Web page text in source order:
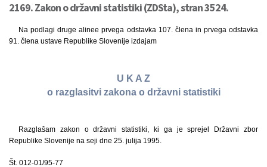
2169. Zakon o državni statistiki (ZDSta), stran 3524.
Na podlagi druge alinee prvega odstavka 107. člena in prvega odstavka
91. člena ustave Republike Slovenije izdajam
U K A Z
o razglasitvi zakona o državni statistiki
Razglašam zakon o državni statistiki, ki ga je sprejel Državni zbor
Republike Slovenije na seji dne 25. julija 1995.
Št. 012-01/95-77